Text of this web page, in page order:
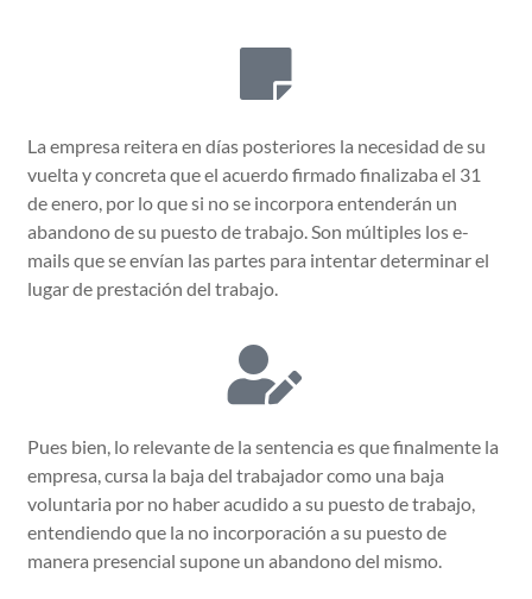
La empresa reitera en días posteriores la necesidad de su
vuelta y concreta que el acuerdo firmado finalizaba el 31
de enero, por lo que si no se incorpora entenderán un
abandono de su puesto de trabajo. Son múltiples los e-
mails que se envían las partes para intentar determinar el
lugar de prestación del trabajo.
Pues bien, lo relevante de la sentencia es que finalmente la
empresa, cursa la baja del trabajador como una baja
voluntaria por no haber acudido a su puesto de trabajo,
entendiendo que la no incorporación a su puesto de
manera presencial supone un abandono del mismo.